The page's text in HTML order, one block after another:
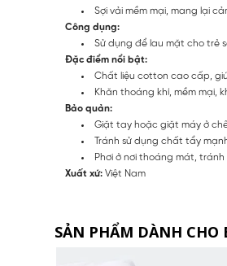
Sợi vải mềm mại, mang lại
Công dụng:
Sử dụng để lau mặt cho trẻ
Đặc điểm nổi bật:
Chất liệu cotton cao cấp,
Khăn thoáng khí, mềm mại,
Bảo quản:
Giặt tay hoặc giặt máy ở
Tránh sử dụng chất tẩy
Phơi ở nơi thoáng mát,
Xuất xứ: Việt Nam
SẢN PHẨM DÀNH CHO